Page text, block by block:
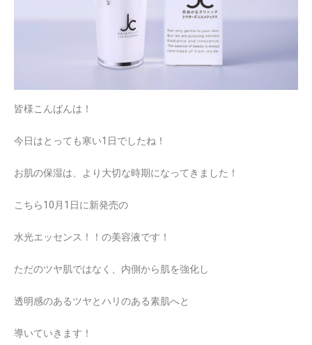
皆様こんばんは！
今日はとっても寒い1日でしたね！
お肌の保湿は、より大切な時期になってきました！
こちら10月1日に新発売の
水光エッセンス！！の美容液です！
ただのツヤ肌ではなく、内側から肌を強化し
透明感のあるツヤとハリのある素肌へと
導いていきます！